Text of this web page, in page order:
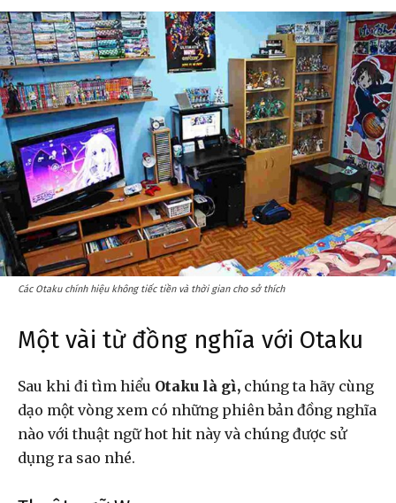
Các Otaku chính hiệu không tiếc tiền và thời gian cho sở thích
Một vài từ đồng nghĩa với Otaku
Sau khi đi tìm hiểu Otaku là gì, chúng ta hãy cùng
dạo một vòng xem có những phiên bản đồng nghĩa
nào với thuật ngữ hot hit này và chúng được sử
dụng ra sao nhé.